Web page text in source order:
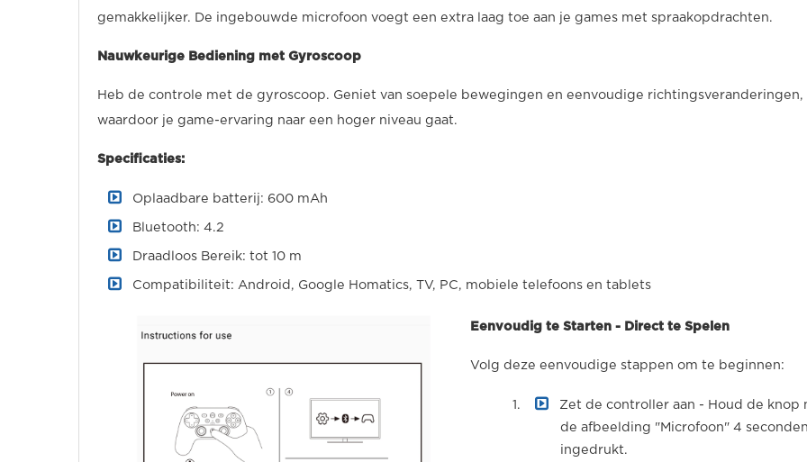
gemakkelijker. De ingebouwde microfoon voegt een extra laag toe aan je games met spraakopdrachten.
Nauwkeurige Bediening met Gyroscoop
Heb de controle met de gyroscoop. Geniet van soepele bewegingen en eenvoudige richtingsveranderingen,
waardoor je game-ervaring naar een hoger niveau gaat.
Specificaties:
Oplaadbare batterij: 600 mAh
Bluetooth: 4.2
Draadloos Bereik: tot 10 m
Compatibiliteit: Android, Google Homatics, TV, PC, mobiele telefoons en tablets
Eenvoudig te Starten - Direct te Spelen
Volg deze eenvoudige stappen om te beginnen:
Zet de controller aan - Houd de knop
de afbeelding "Microfoon" 4
ingedrukt.